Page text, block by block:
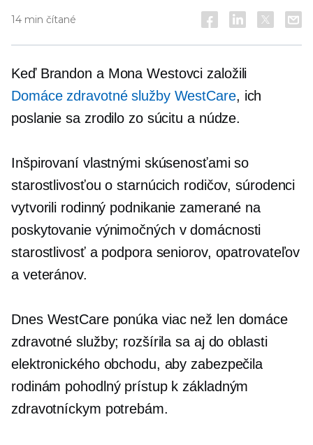
14 min čítané
Keď Brandon a Mona Westovci založili
Domáce zdravotné služby WestCare, ich
poslanie sa zrodilo zo súcitu a núdze.
Inšpirovaní vlastnými skúsenosťami so
starostlivosťou o starnúcich rodičov, súrodenci
vytvorili rodinný podnikanie zamerané na
poskytovanie výnimočných v domácnosti
starostlivosť a podpora seniorov, opatrovateľov
a veteránov.
Dnes WestCare ponúka viac než len domáce
zdravotné služby; rozšírila sa aj do oblasti
elektronického obchodu, aby zabezpečila
rodinám pohodlný prístup k základným
zdravotníckym potrebám.